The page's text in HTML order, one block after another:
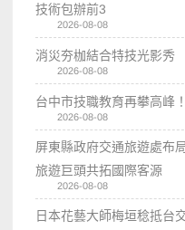
技術包辦前3
2026-08-08
消災夯枷結合特技光影秀
2026-08-08
台中市技職教育再攀高峰
2026-08-08
屏東縣政府交通旅遊處布
旅遊巨頭共拓國際客源
2026-08-08
日本花藝大師梅垣稔抵